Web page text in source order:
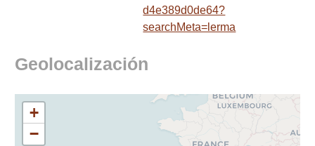
d4e389d0de64?
searchMeta=lerma
Geolocalización
+
−